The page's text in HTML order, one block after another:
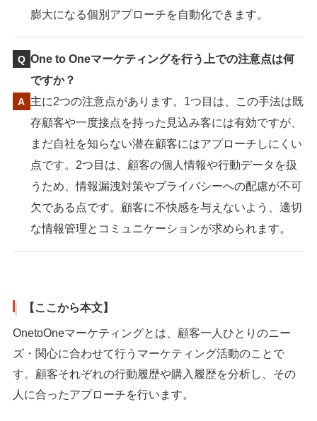
膨大になる個別アプローチを自動化できます。
One to Oneマーケティングを行う上での注意点は何
ですか？
主に2つの注意点があります。1つ目は、この手法は既
存顧客や一度接点を持った見込み客には有効ですが、
まだ自社を知らない潜在顧客にはアプローチしにくい
点です。2つ目は、顧客の個人情報や行動データを扱
うため、情報漏洩対策やプライバシーへの配慮が不可
欠である点です。顧客に不快感を与えないよう、適切
な情報管理とコミュニケーションが求められます。
【ここから本文】
OnetoOneマーケティングとは、顧客一人ひとりのニー
ズ・関心に合わせて行うマーケティング活動のことで
す。顧客それぞれの行動履歴や購入履歴を分析し、その
人に合ったアプローチを行います。